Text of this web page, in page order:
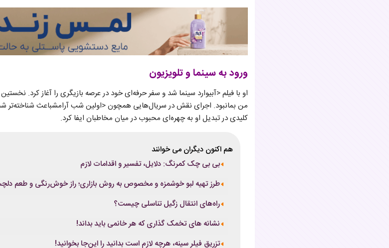
ورود به سینما و تلویزیون
من بمانبود. اجرای نقش در سریال‌هایی همچون <اولین شب آرامشباعث شناخته‌تر
کلیدی در تبدیل او به چهره‌ای محبوب در میان مخاطبان ایفا کرد.
هم اکنون دیگران می خوانند
بی بی چک کمرنگ: دلایل، تفسیر و اقدامات لازم
طرز تهیه لبو خوشمزه و مخصوص به روش بازاری؛ راز خوش‌رنگی و طعم
راه‌های انتقال زگیل تناسلی چیست؟
نشانه های تخمک گذاری که هر خانمی باید بداند!
تزریق فیلر سینه، هرچه لازم است بدانید را این‌جا بخوانید!